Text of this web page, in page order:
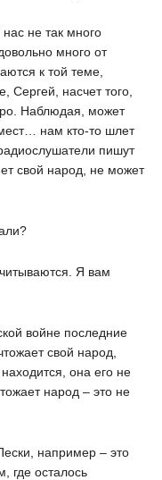
не так много
много от
к той теме,
Сергей, насчет того,
Наблюдая, может
нам кто-то шлет
пишут
свой народ, не может
Я вам
войне последние
свой народ,
она его не
народ – это не
например – это
где осталось